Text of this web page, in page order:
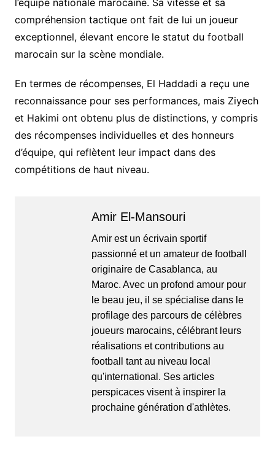
l’équipe nationale marocaine. Sa vitesse et sa
compréhension tactique ont fait de lui un joueur
exceptionnel, élevant encore le statut du football
marocain sur la scène mondiale.
En termes de récompenses, El Haddadi a reçu une
reconnaissance pour ses performances, mais Ziyech
et Hakimi ont obtenu plus de distinctions, y compris
des récompenses individuelles et des honneurs
d’équipe, qui reflètent leur impact dans des
compétitions de haut niveau.
Amir El-Mansouri
Amir est un écrivain sportif
passionné et un amateur de football
originaire de Casablanca, au
Maroc. Avec un profond amour pour
le beau jeu, il se spécialise dans le
profilage des parcours de célèbres
joueurs marocains, célébrant leurs
réalisations et contributions au
football tant au niveau local
qu'international. Ses articles
perspicaces visent à inspirer la
prochaine génération d'athlètes.